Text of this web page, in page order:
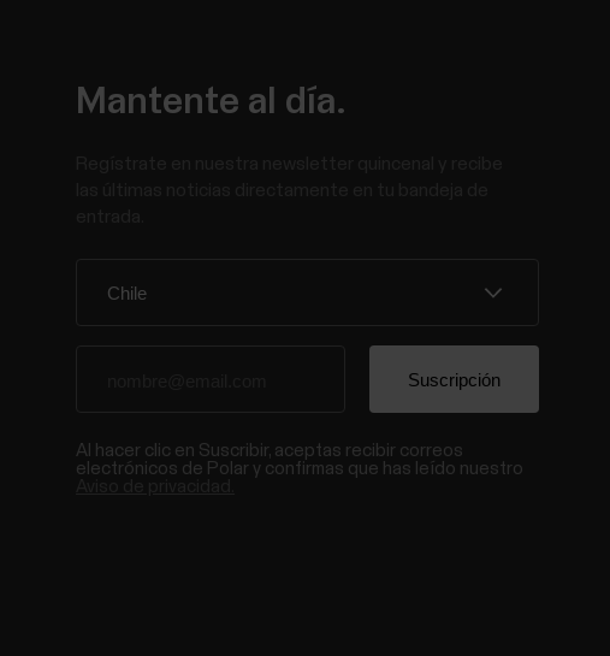
Mantente al día.
Al hacer clic en Suscribir, aceptas recibir correos
electrónicos de Polar y confirmas que has leído nuestro